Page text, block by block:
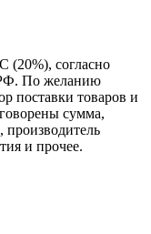
(20%), согласно
РФ. По желанию
поставки товаров и
сумма,
производитель
и прочее.